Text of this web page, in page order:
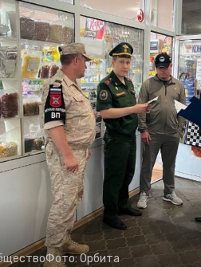
Фото:Орбита